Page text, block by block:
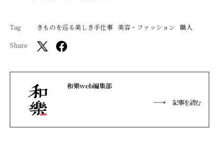
Tag きものを巡る美しき手仕事 美容・ファッション 職人
Share
和樂web編集部
記事を読む